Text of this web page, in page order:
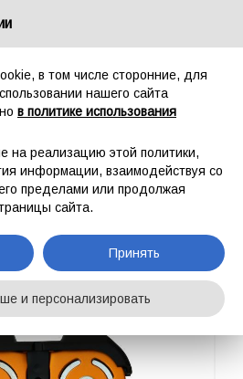
в том числе сторонние, для
нашего сайта
в политике использования
на реализацию этой политики,
информации, взаимодействуя со
пределами или продолжая
сайта.
Принять
и персонализировать